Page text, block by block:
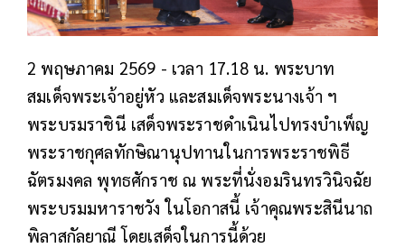
2 พฤษภาคม 2569 - เวลา 17.18 น. พระบาท
สมเด็จพระเจ้าอยู่หัว และสมเด็จพระนางเจ้า ฯ
พระบรมราชินี เสด็จพระราชดำเนินไปทรงบำเพ็ญ
พระราชกุศลทักษิณานุปทานในการพระราชพิธี
ฉัตรมงคล พุทธศักราช ณ พระที่นั่งอมรินทรวินิจฉัย
พระบรมมหาราชวัง ในโอกาสนี้ เจ้าคุณพระสินีนาถ
พิลาสกัลยาณี โดยเสด็จในการนี้ด้วย